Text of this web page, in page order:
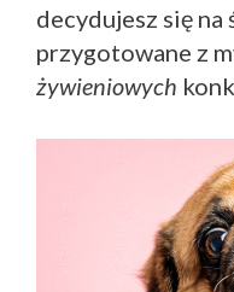
decydujesz się na
przygotowane z
żywieniowych